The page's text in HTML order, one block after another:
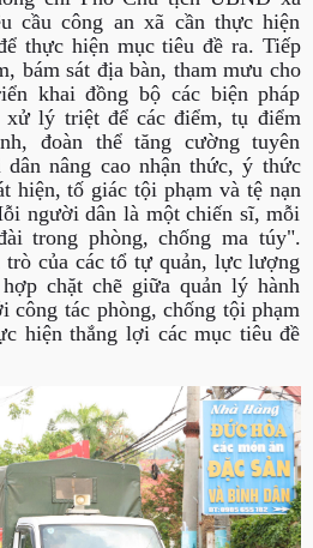
cầu công an xã cần thực hiện
thực hiện mục tiêu đề ra. Tiếp
bám sát địa bàn, tham mưu cho
khai đồng bộ các biện pháp
xử lý triệt để các điểm, tụ điểm
đoàn thể tăng cường tuyên
nâng cao nhận thức, ý thức
hiện, tố giác tội phạm và tệ nạn
người dân là một chiến sĩ, mỗi
trong phòng, chống ma túy".
của các tổ tự quản, lực lượng
chặt chẽ giữa quản lý hành
công tác phòng, chống tội phạm
hiện thắng lợi các mục tiêu đề